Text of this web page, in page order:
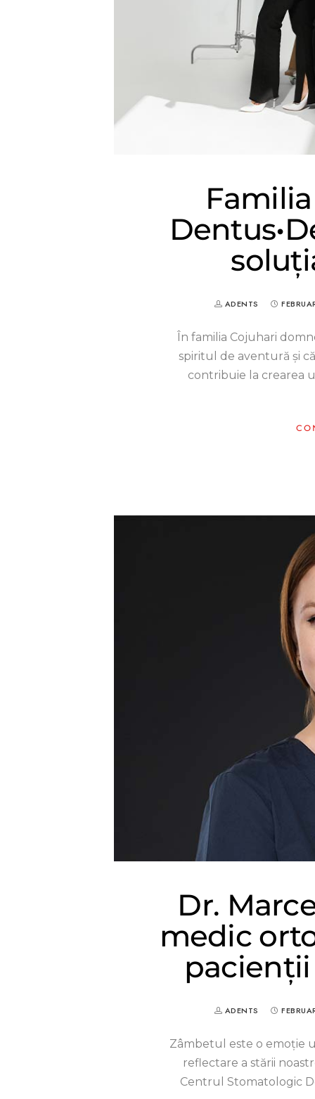
ADENTS
În familia Cojuhari
spiritul de aventură şi
contribuie la crearea
Dr.
medic
ADENTS
Zâmbetul este o emoție
reflectare a stării
Centrul Stomatologic